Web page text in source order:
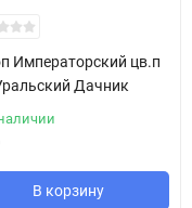
Императорский цв.п
Дачник
В корзину